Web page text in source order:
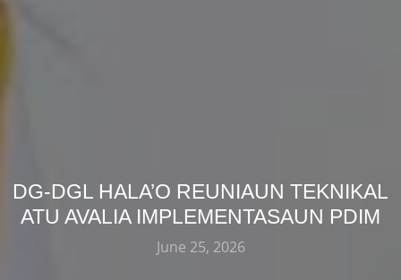
DG-DGL HALA’O REUNIAUN TEKNIKAL
ATU AVALIA IMPLEMENTASAUN PDIM
June 25, 2026